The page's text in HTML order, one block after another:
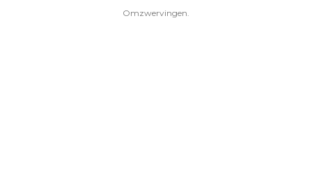
Omzwervingen.